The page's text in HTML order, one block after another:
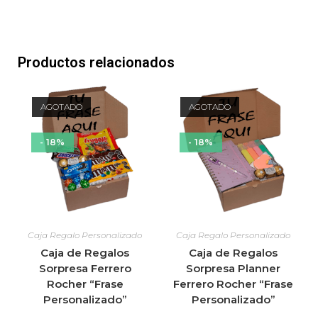
Productos relacionados
AGOTADO
- 18%
Caja Regalo Personalizado
Caja de Regalos
Sorpresa Ferrero
Rocher “Frase
Personalizado”
AGOTADO
- 18%
Caja Regalo Personalizado
Caja de Regalos
Sorpresa Planner
Ferrero Rocher “Frase
Personalizado”